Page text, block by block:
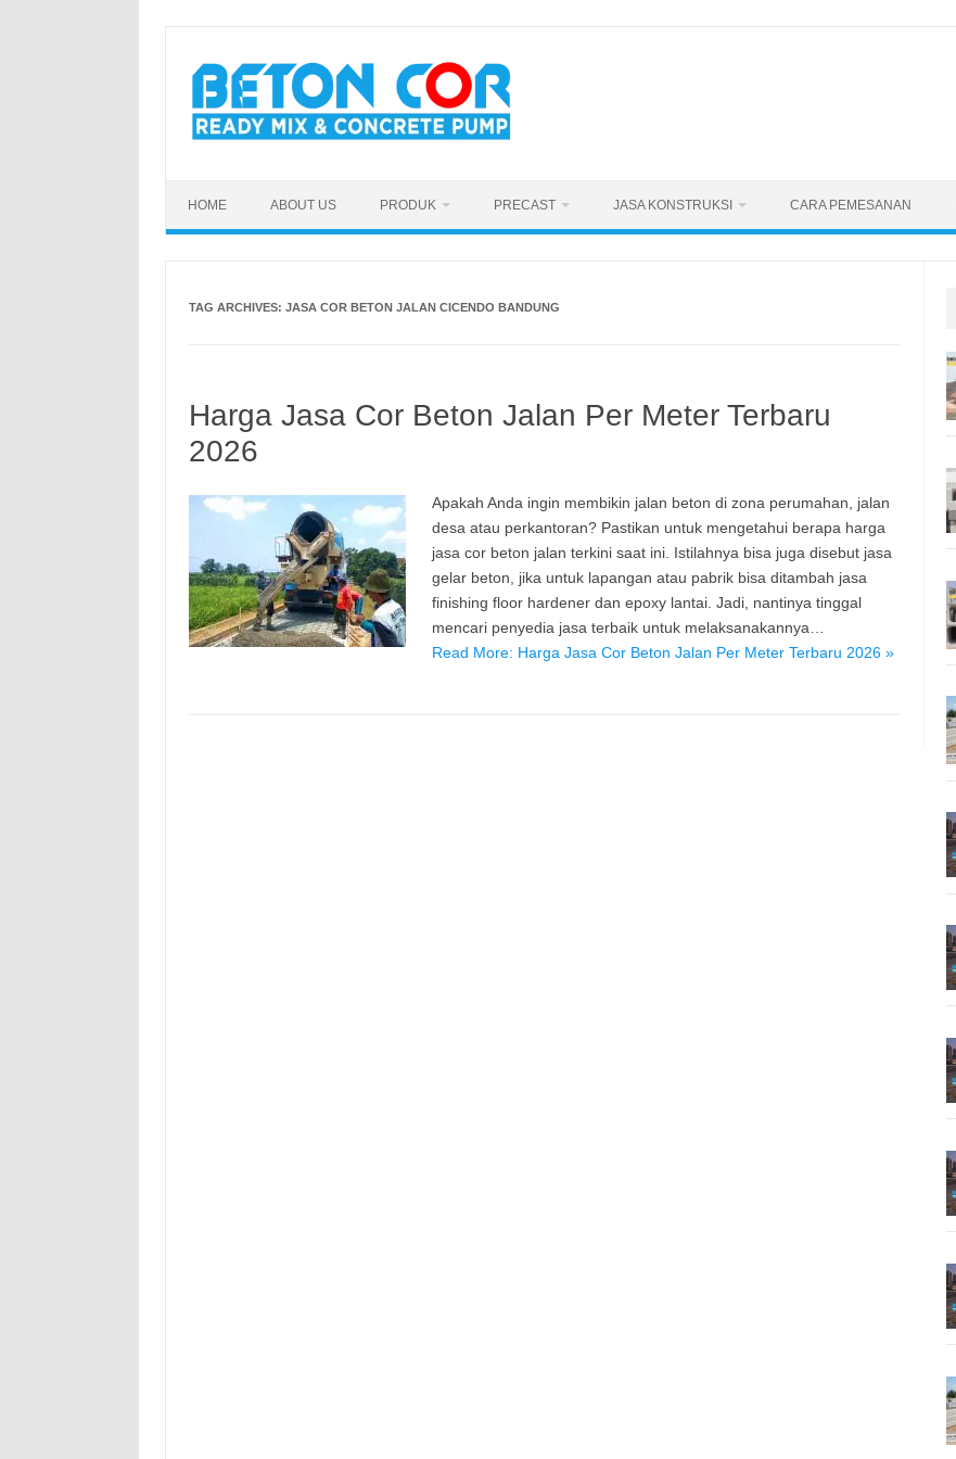
content
HOME ABOUT US PRODUK PRECAST JASA KONSTRUKSI CARA PEMESANAN
TAG ARCHIVES: JASA COR BETON JALAN CICENDO BANDUNG
Harga Jasa Cor Beton Jalan Per Meter Terbaru
2026
Apakah Anda ingin membikin jalan beton di zona perumahan, jalan
desa atau perkantoran? Pastikan untuk mengetahui berapa harga
jasa cor beton jalan terkini saat ini. Istilahnya bisa juga disebut jasa
gelar beton, jika untuk lapangan atau pabrik bisa ditambah jasa
finishing floor hardener dan epoxy lantai. Jadi, nantinya tinggal
mencari penyedia jasa terbaik untuk melaksanakannya…
Read More: Harga Jasa Cor Beton Jalan Per Meter Terbaru 2026 »